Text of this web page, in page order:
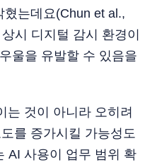
는데요(Chun et al.,
시 디지털 감시 환경이
울을 유발할 수 있음을
는 것이 아니라 오히려
를 증가시킬 가능성도
AI 사용이 업무 범위 확